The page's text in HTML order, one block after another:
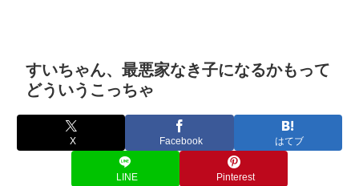
すいちゃん、最悪家なき子になるかもって
どういうこっちゃ
X Facebook はてブ
LINE Pinterest